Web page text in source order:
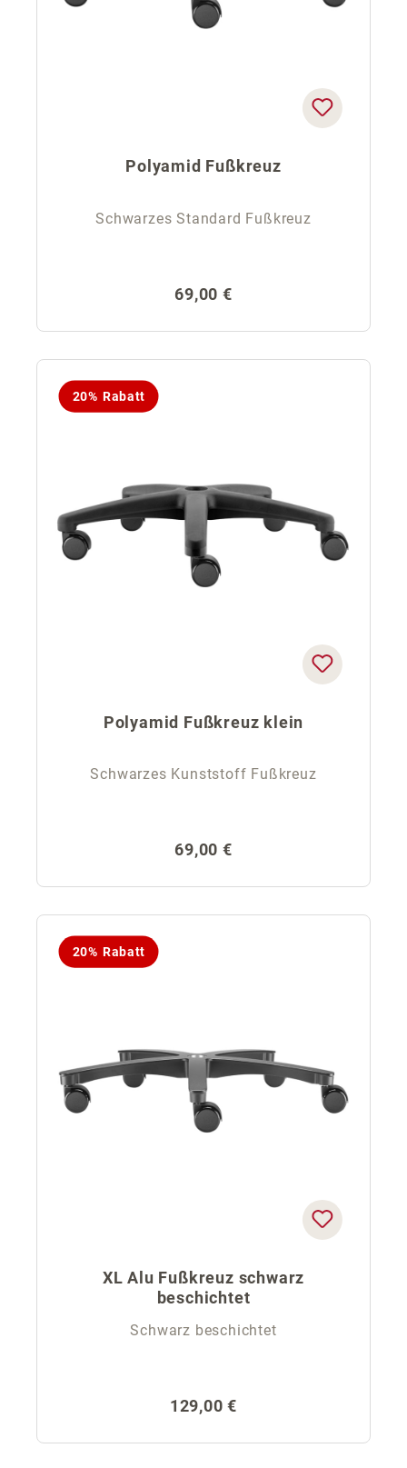
Polyamid Fußkreuz
Schwarzes Standard Fußkreuz
Regulärer Preis:
69,00 €
20% Rabatt
Polyamid Fußkreuz klein
Schwarzes Kunststoff Fußkreuz
Regulärer Preis:
69,00 €
20% Rabatt
XL Alu Fußkreuz schwarz
beschichtet
Schwarz beschichtet
Regulärer Preis:
129,00 €